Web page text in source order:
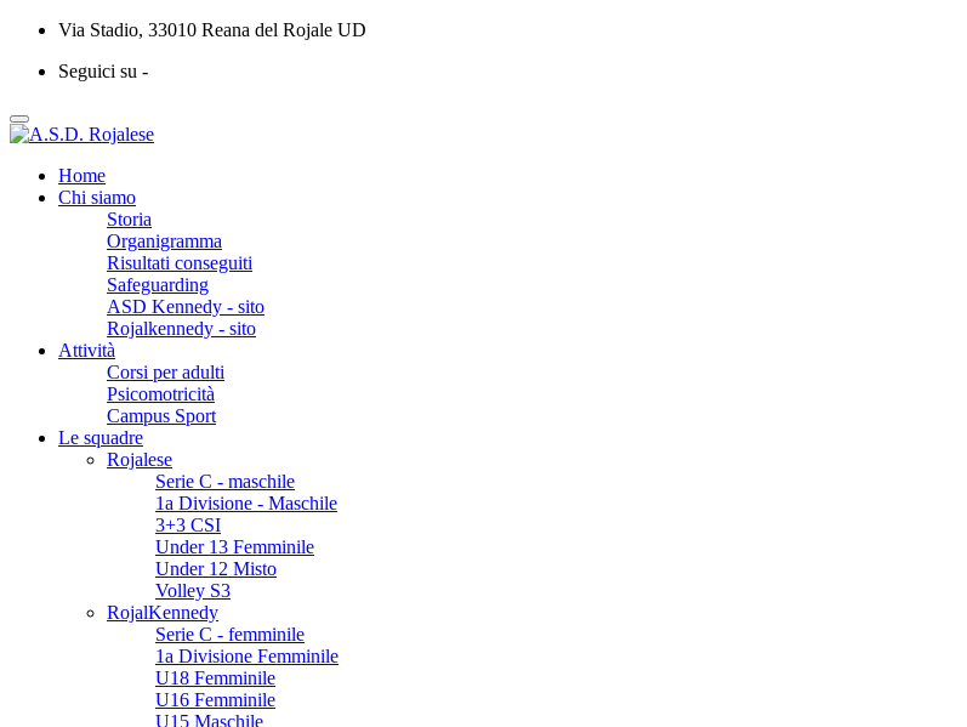
Via Stadio, 33010 Reana del Rojale UD
Seguici su -
Home
Chi siamo
Storia
Organigramma
Risultati conseguiti
Safeguarding
ASD Kennedy - sito
Rojalkennedy - sito
Attività
Corsi per adulti
Psicomotricità
Campus Sport
Le squadre
Rojalese
Serie C - maschile
1a Divisione - Maschile
3+3 CSI
Under 13 Femminile
Under 12 Misto
Volley S3
RojalKennedy
Serie C - femminile
1a Divisione Femminile
U18 Femminile
U16 Femminile
U15 Maschile